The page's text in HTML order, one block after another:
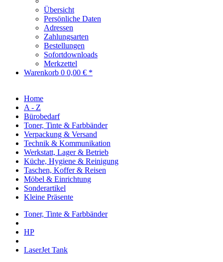
Übersicht
Persönliche Daten
Adressen
Zahlungsarten
Bestellungen
Sofortdownloads
Merkzettel
Warenkorb 0 0,00 € *
Home
A - Z
Bürobedarf
Toner, Tinte & Farbbänder
Verpackung & Versand
Technik & Kommunikation
Werkstatt, Lager & Betrieb
Küche, Hygiene & Reinigung
Taschen, Koffer & Reisen
Möbel & Einrichtung
Sonderartikel
Kleine Präsente
Toner, Tinte & Farbbänder
HP
LaserJet Tank